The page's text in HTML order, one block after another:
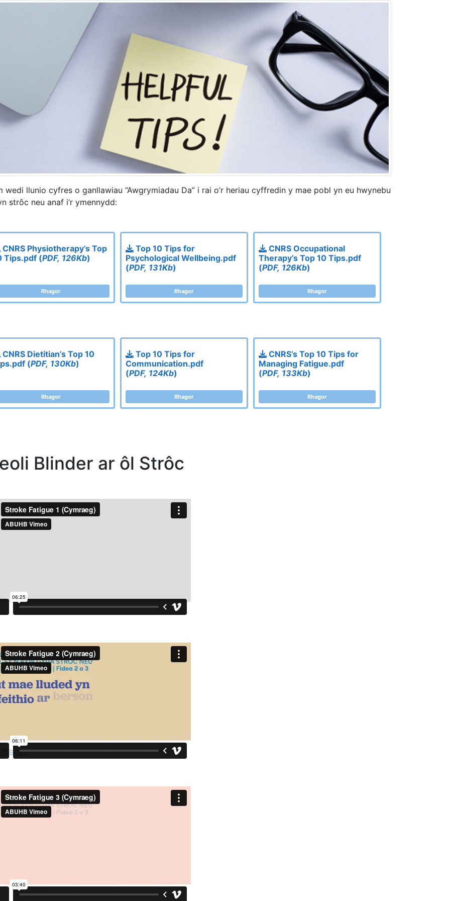
wedi llunio cyfres o ganllawiau “Awgrymiadau Da” i rai o’r heriau cyffredin y mae pobl yn eu hwynebu
strôc neu anaf i’r ymennydd:
CNRS Physiotherapy’s Top
Tips.pdf (PDF, 126Kb)
Rhagor
Top 10 Tips for
Psychological Wellbeing.pdf
(PDF, 131Kb)
Rhagor
CNRS Occupational
Therapy’s Top 10 Tips.pdf
(PDF, 126Kb)
Rhagor
CNRS Dietitian’s Top 10
(PDF, 130Kb)
Rhagor
Top 10 Tips for
Communication.pdf
(PDF, 124Kb)
Rhagor
CNRS’s Top 10 Tips for
Managing Fatigue.pdf
(PDF, 133Kb)
Rhagor
Blinder ar ôl Strôc